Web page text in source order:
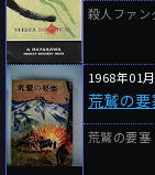
殺人ファン
1968年01
荒鷲の
荒鷲の要